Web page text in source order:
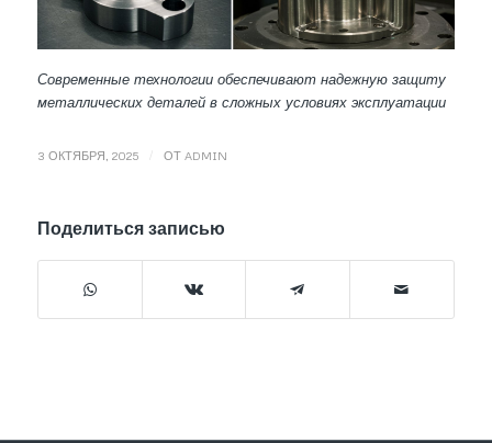
Современные технологии обеспечивают надежную защиту
металлических деталей в сложных условиях эксплуатации
3 ОКТЯБРЯ, 2025 ОТ ADMIN
Поделиться записью